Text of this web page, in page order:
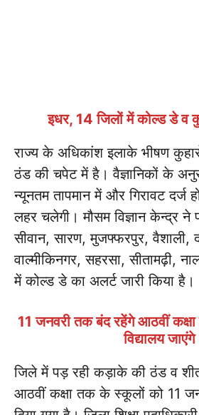
इधर, 14 जिलों में कोल्ड डे व
राज्य के अधिकांश इलाके भीषण
ठंड की चपेट में है। वैज्ञानिकों के
न्यूनतम तापमान में और गिरावट दर्ज
लहर चलेगी। मौसम विज्ञान केन्द्र ने
सीवान, सारण, मुजफ्फरपुर, वैशाली,
वाल्मीकिनगर, सहरसा, सीतामढ़ी,
में कोल्ड डे का अलर्ट जारी किया है।
11 जनवरी तक बंद रहेंगे आठवीं
विद्यालय जाएंगे
जिले में पड़ रही कड़ाके की ठंड व
आठवीं कक्षा तक के स्कूलों को 11